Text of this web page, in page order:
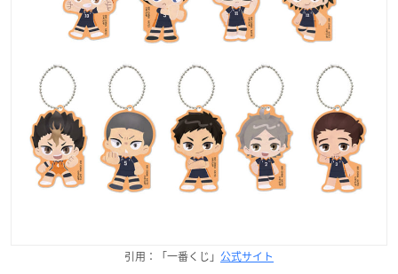
引用：「一番くじ」 公式サイト